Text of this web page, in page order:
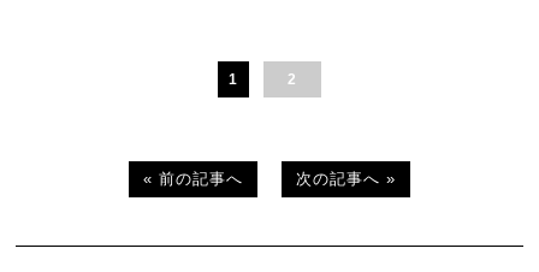
1 2
« 前の記事へ 次の記事へ »